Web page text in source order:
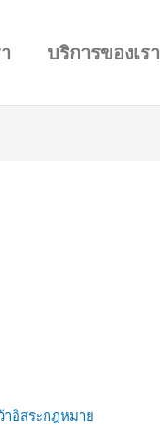
บริการของเรา
อิสระกฎหมาย